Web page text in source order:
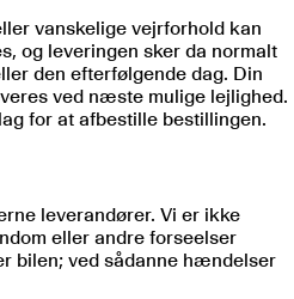
vanskelige vejrforhold kan
og leveringen sker da normalt
den efterfølgende dag. Din
ved næste mulige lejlighed.
for at afbestille bestillingen.
leverandører. Vi er ikke
eller andre forseelser
bilen; ved sådanne hændelser